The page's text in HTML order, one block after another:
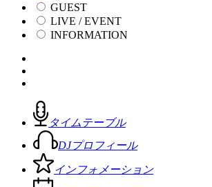
GUEST
LIVE / EVENT
INFORMATION
タイムテーブル
DJプロフィール
インフォメーション